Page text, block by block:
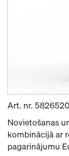
Art. nr.
Novietošanas
kombinācijā ar
pagarinājumu